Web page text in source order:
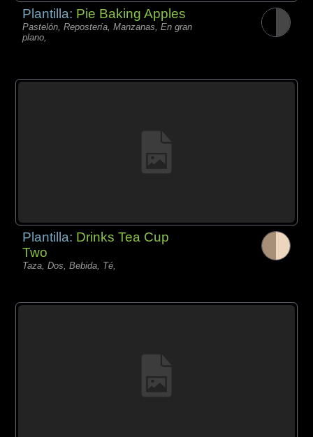
Plantilla: Pie Baking Apples
Pastelón, Repostería, Manzanas, En gran
plano,
Plantilla: Drinks Tea Cup
Two
Taza, Dos, Bebida, Té,